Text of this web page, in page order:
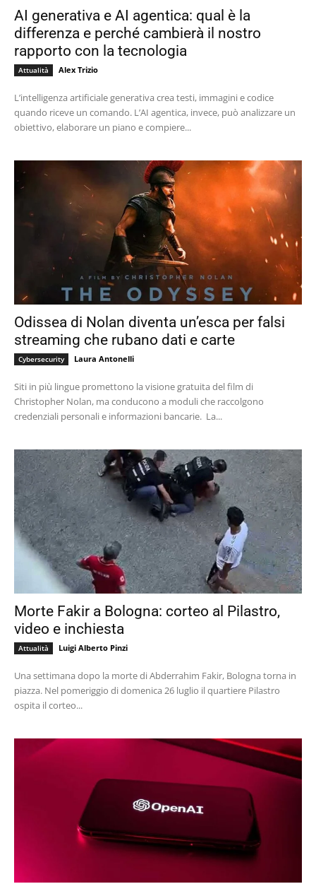
AI generativa e AI agentica: qual è la
differenza e perché cambierà il nostro
rapporto con la tecnologia
Attualità Alex Trizio
L’intelligenza artificiale generativa crea testi, immagini e codice
quando riceve un comando. L’AI agentica, invece, può analizzare un
obiettivo, elaborare un piano e compiere...
Odissea di Nolan diventa un’esca per falsi
streaming che rubano dati e carte
Cybersecurity Laura Antonelli
Siti in più lingue promettono la visione gratuita del film di
Christopher Nolan, ma conducono a moduli che raccolgono
credenziali personali e informazioni bancarie. La...
Morte Fakir a Bologna: corteo al Pilastro,
video e inchiesta
Attualità Luigi Alberto Pinzi
Una settimana dopo la morte di Abderrahim Fakir, Bologna torna in
piazza. Nel pomeriggio di domenica 26 luglio il quartiere Pilastro
ospita il corteo...